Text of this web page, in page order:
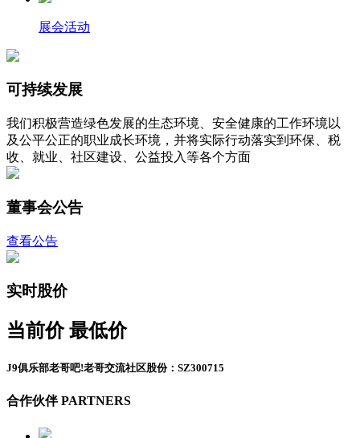
展会活动
可持续发展
我们积极营造绿色发展的生态环境、安全健康的工作环境以
及公平公正的职业成长环境，并将实际行动落实到环保、税
收、就业、社区建设、公益投入等各个方面
董事会公告
查看公告
实时股价
当前价 最低价
J9俱乐部老哥吧!老哥交流社区股份：SZ300715
合作伙伴 PARTNERS